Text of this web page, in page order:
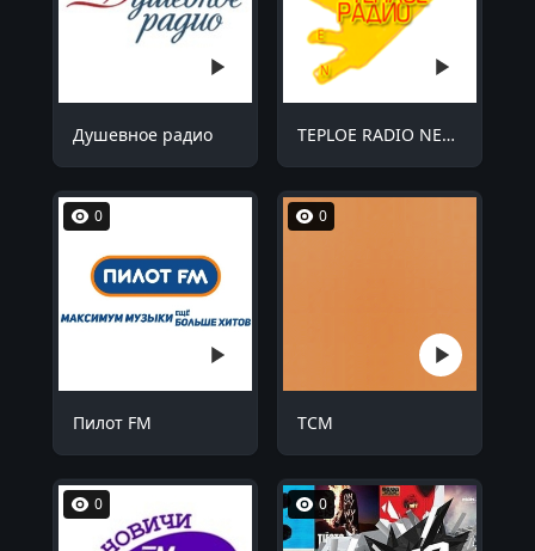
Душевное радио TEPLOE RADIO NETOP FM 100.0
0
Пилот FM
0
TCM
0 0